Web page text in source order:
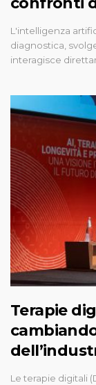
L'intelligenza
diagnostica,
interagisce
Terapie
Le terapie digitali